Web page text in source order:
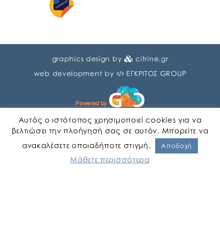
graphics design by
citrine.gr
web development by
ΕΓΚΡΙΤΟΣ GROUP
Αυτός ο ιστότοπος χρησιμοποιεί cookies για να
βελτιώσει την πλοήγησή σας σε αυτόν. Μπορείτε να
ανακαλέσετε οποιαδήποτε στιγμή.
Αποδοχή
Μάθετε περισσότερα
Αγγλικα Ελληνικα